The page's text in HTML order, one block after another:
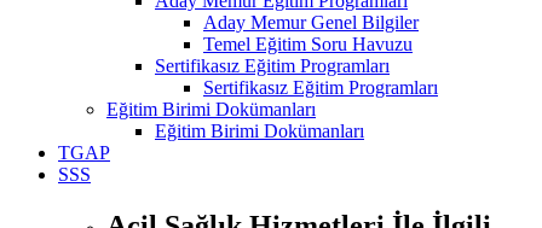
Aday Memur Genel Bilgiler
Temel Eğitim Soru Havuzu
Sertifikasız Eğitim Programları
Sertifikasız Eğitim Programları
Eğitim Birimi Dokümanları
Eğitim Birimi Dokümanları
TGAP
SSS